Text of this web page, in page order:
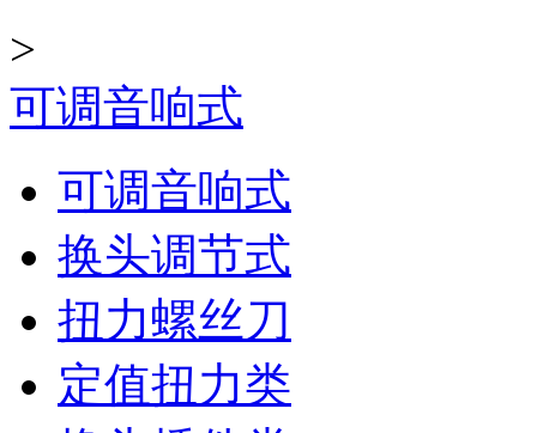
>
可调音响式
可调音响式
换头调节式
扭力螺丝刀
定值扭力类